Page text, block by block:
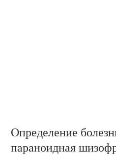
Определение
параноидная